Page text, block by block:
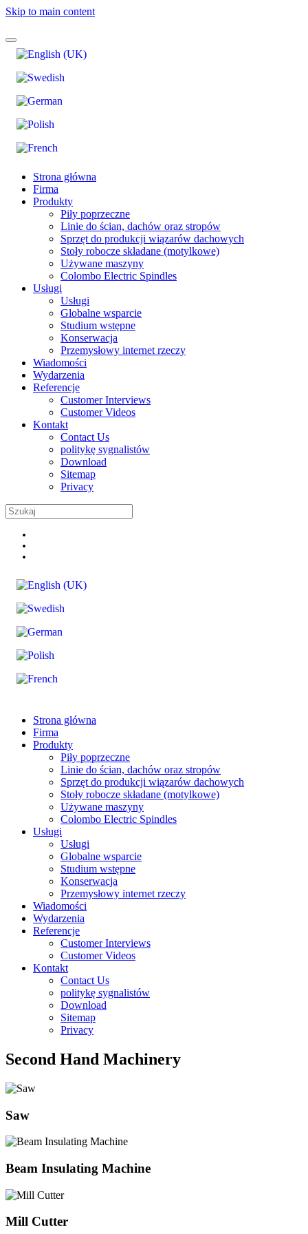
Skip to main content
Strona główna
Firma
Produkty
Piły poprzeczne
Linie do ścian, dachów oraz stropów
Sprzęt do produkcji wiązarów dachowych
Stoły robocze składane (motylkowe)
Używane maszyny
Colombo Electric Spindles
Usługi
Usługi
Globalne wsparcie
Studium wstępne
Konserwacja
Przemysłowy internet rzeczy
Wiadomości
Wydarzenia
Referencje
Customer Interviews
Customer Videos
Kontakt
Contact Us
politykę sygnalistów
Download
Sitemap
Privacy
Strona główna
Firma
Produkty
Piły poprzeczne
Linie do ścian, dachów oraz stropów
Sprzęt do produkcji wiązarów dachowych
Stoły robocze składane (motylkowe)
Używane maszyny
Colombo Electric Spindles
Usługi
Usługi
Globalne wsparcie
Studium wstępne
Konserwacja
Przemysłowy internet rzeczy
Wiadomości
Wydarzenia
Referencje
Customer Interviews
Customer Videos
Kontakt
Contact Us
politykę sygnalistów
Download
Sitemap
Privacy
Second Hand Machinery
Saw
Beam Insulating Machine
Mill Cutter